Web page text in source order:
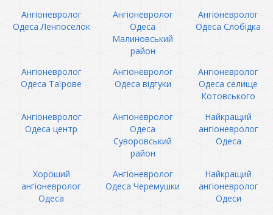
Ангіоневролог
Одеса Ленпоселок
Ангіоневролог
Одеса
Малиновський
район
Ангіоневролог
Одеса Слобідка
Ангіоневролог
Одеса Таїрове
Ангіоневролог
Одеса відгуки
Ангіоневролог
Одеса селище
Котовського
Ангіоневролог
Одеса центр
Ангіоневролог
Одеса
Суворовський
район
Найкращий
ангіоневролог
Одеса
Хороший
ангіоневролог
Одеса
Ангіоневролог
Одеса Черемушки
Найкращий
ангіоневролог
Одеси